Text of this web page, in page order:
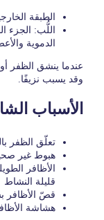
الطبقة
اللُّب: الجزء
الدموية
عندما ينشق الظفر
وقد يسبب نزيفًا.
الأسباب
تعلّق الظفر
هبوط غير
الأظافر
قليلة النشاط
قصّ الأظافر
هشاشة